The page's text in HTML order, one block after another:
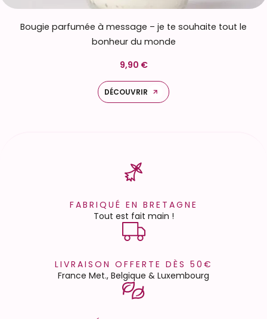
Bougie parfumée à message – je te souhaite tout le
bonheur du monde
9,90 €
DÉCOUVRIR
FABRIQUÉ EN BRETAGNE
Tout est fait main !
LIVRAISON OFFERTE DÈS 50€
France Met., Belgique & Luxembourg